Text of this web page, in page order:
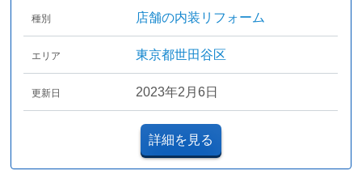
種別 店舗の内装リフォーム
エリア 東京都世田谷区
更新日 2023年2月6日
詳細を見る